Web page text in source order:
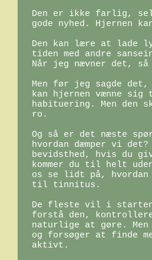
Den er ikke farlig,
gode nyhed. Hjernen
Den kan lære at lade
tiden med andre
Når jeg nævner det,
Men før jeg sagde det,
kan hjernen vænne
habituering. Men
ro.
Og så er det næste
hvordan dæmper vi
bevidsthed, hvis du
kommer du til helt
os se lidt på, hvordan
til tinnitus.
De fleste vil i starten
forstå den,
naturlige at gøre. Men
og forsøger at finde
aktivt.